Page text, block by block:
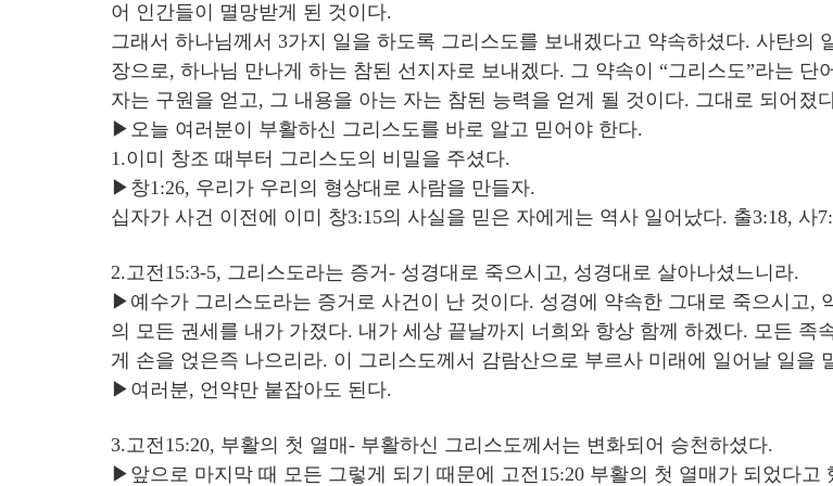
어 인간들이 멸망받게 된 것이다.
그래서 하나님께서 3가지 일을 하도록 그리스도를 보내겠다고 약속하셨다. 사탄의
장으로, 하나님 만나게 하는 참된 선지자로 보내겠다. 그 약속이 “그리스도”라는 단
자는 구원을 얻고, 그 내용을 아는 자는 참된 능력을 얻게 될 것이다. 그대로 되어졌
▶오늘 여러분이 부활하신 그리스도를 바로 알고 믿어야 한다.
1.이미 창조 때부터 그리스도의 비밀을 주셨다.
▶창1:26, 우리가 우리의 형상대로 사람을 만들자.
십자가 사건 이전에 이미 창3:15의 사실을 믿은 자에게는 역사 일어났다. 출3:18,
2.고전15:3-5, 그리스도라는 증거- 성경대로 죽으시고, 성경대로 살아나셨느니라.
▶예수가 그리스도라는 증거로 사건이 난 것이다. 성경에 약속한 그대로 죽으시고,
의 모든 권세를 내가 가졌다. 내가 세상 끝날까지 너희와 항상 함께 하겠다. 모든 족
게 손을 얹은즉 나으리라. 이 그리스도께서 감람산으로 부르사 미래에 일어날 일을
▶여러분, 언약만 붙잡아도 된다.
3.고전15:20, 부활의 첫 열매- 부활하신 그리스도께서는 변화되어 승천하셨다.
▶앞으로 마지막 때 모든 그렇게 되기 때문에 고전15:20 부활의 첫 열매가 되었다고